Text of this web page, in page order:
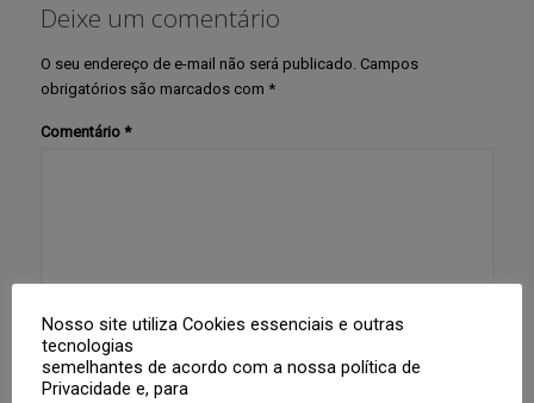
Deixe um comentário
O seu endereço de e-mail não será publicado. Campos
obrigatórios são marcados com *
Comentário *
Nome*
Nosso site utiliza Cookies essenciais e outras
tecnologias
semelhantes de acordo com a nossa política de
Privacidade e, para